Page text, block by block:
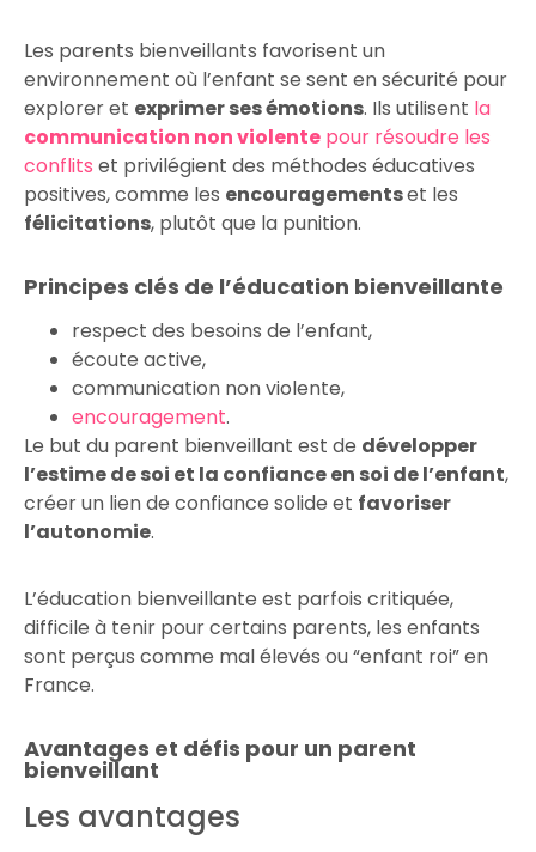
Les parents bienveillants favorisent un
environnement où l’enfant se sent en sécurité pour
explorer et exprimer ses émotions. Ils utilisent la
communication non violente pour résoudre les
conflits et privilégient des méthodes éducatives
positives, comme les encouragementset les
félicitations, plutôt que la punition.
Principes clés de l’éducation bienveillante
respect des besoins de l’enfant,
écoute active,
communication non violente,
encouragement.
Le but du parent bienveillant est de développer
l’estime de soi et la confiance en soi de l’enfant,
créer un lien de confiance solide et favoriser
l’autonomie.
L’éducation bienveillante est parfois critiquée,
difficile à tenir pour certains parents, les enfants
sont perçus comme mal élevés ou “enfant roi” en
France.
Avantages et défis pour un parent
bienveillant
Les avantages